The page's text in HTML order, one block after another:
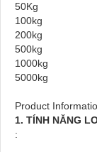
50Kg
100kg
200kg
500kg
1000kg
5000kg
Product
1. TÍNH NĂNG
: